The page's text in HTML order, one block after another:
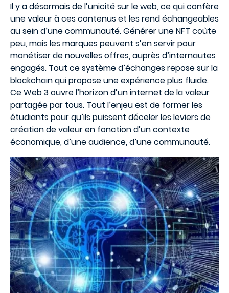
Il y a désormais de l’unicité sur le web, ce qui confère
une valeur à ces contenus et les rend échangeables
au sein d’une communauté. Générer une NFT coûte
peu, mais les marques peuvent s’en servir pour
monétiser de nouvelles offres, auprès d’internautes
engagés. Tout ce système d’échanges repose sur la
blockchain qui propose une expérience plus fluide.
Ce Web 3 ouvre l’horizon d’un internet de la valeur
partagée par tous. Tout l’enjeu est de former les
étudiants pour qu’ils puissent déceler les leviers de
création de valeur en fonction d’un contexte
économique, d’une audience, d’une communauté.